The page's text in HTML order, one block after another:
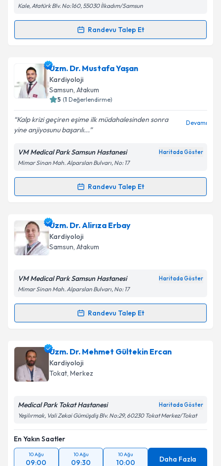
Kale, Atatürk Blv. No:160, 55030 İlkadım/Samsun
Randevu Talep Et
Randevu Takvimi Talebi
Doç. Dr. Oğuzhan Yüceliçin randevu takvimi talebi
oluşturun. Size bu uzmandan randevu almanız için bir
takvim hazırlandığında e-posta ile bilgilendireceğiz.
Kişisel verilerimin işlenmesine ilişkin
Aydınlatma
Metni'ni okudum ve kişisel verilerimin belirtilen
kapsamda işlenmesini kabul ediyorum.
Uzm. Dr. Mustafa Yaşan
Kardiyoloji
Samsun, Atakum
5 (1 Değerlendirme)
Kalp krizi geçiren eşime ilk müdahalesinden sonra
yine anjiyosunu başarılı...
Devamı
VM Medical Park Samsun Hastanesi Haritada Göster
Mimar Sinan Mah. Alparslan Bulvarı, No: 17
Randevu Talep Et
Randevu Takvimi Talebi
Uzm. Dr. Mustafa Yaşaniçin randevu takvimi talebi
oluşturun. Size bu uzmandan randevu almanız için bir
takvim hazırlandığında e-posta ile bilgilendireceğiz.
Kişisel verilerimin işlenmesine ilişkin
Metni'ni okudum ve kişisel verilerimin belirtilen
Takvim Talebini Gönder
Uzm. Dr. Alirıza Erbay
Kardiyoloji
Samsun, Atakum
VM Medical Park Samsun Hastanesi Haritada Göster
Mimar Sinan Mah. Alparslan Bulvarı, No: 17
Randevu Talep Et
Randevu Takvimi Talebi
Uzm. Dr. Alirıza Erbayiçin randevu takvimi talebi
oluşturun. Size bu uzmandan randevu almanız için bir
takvim hazırlandığında e-posta ile bilgilendireceğiz.
Kişisel verilerimin işlenmesine ilişkin
Metni'ni okudum ve kişisel verilerimin belirtilen
kapsamda işlenmesini kabul ediyorum.
Uzm. Dr. Mehmet Gültekin Ercan
Kardiyoloji
Tokat, Merkez
Medical Park Tokat Hastanesi Haritada Göster
Yeşilırmak, Vali Zekai Gümüşdiş Blv. No:29, 60230 Tokat Merkez/Tokat
En Yakın Saatler
10 Ağu
09:00
10 Ağu
09:30
10 Ağu
10:00 Daha Fazla